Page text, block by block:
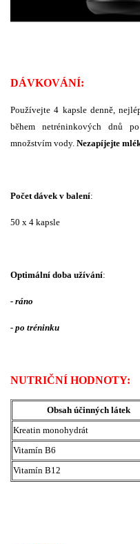
DÁVKOVÁNÍ:
Používejte 4 kapsle denně,
během netréninkových dnů
množstvím vody. Nezapíjejte
Počet dávek v balení:
50 x 4 kapsle
Optimální doba užívání:
- ráno
- po tréninku
NUTRIČNÍ HODNOTY:
Obsah účinných látek
Kreatin monohydrát
Vitamín B6
Vitamín B12